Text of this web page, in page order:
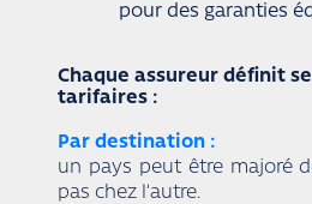
pour des garanties
Chaque assureur définit
tarifaires :
Par destination :
un pays peut être majoré
pas chez l’autre.